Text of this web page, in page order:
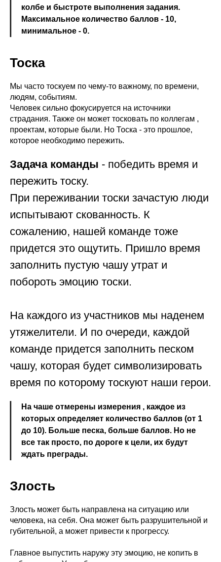
колбе и быстроте выполнения задания.
Максимальное количество баллов - 10,
минимальное - 0.
Тоска
Мы часто тоскуем по чему-то важному, по времени,
людям, событиям.
Человек сильно фокусируется на источники
страдания. Также он может тосковать по коллегам ,
проектам, которые были. Но Тоска - это прошлое,
которое необходимо пережить.
Задача команды - победить время и
пережить тоску.
При переживании тоски зачастую люди
испытывают скованность. К
сожалению, нашей команде тоже
придется это ощутить. Пришло время
заполнить пустую чашу утрат и
побороть эмоцию тоски.
На каждого из участников мы наденем
утяжелители. И по очереди, каждой
команде придется заполнить песком
чашу, которая будет символизировать
время по которому тоскуют наши герои.
На чаше отмерены измерения , каждое из
которых определяет количество баллов (от 1
до 10). Больше песка, больше баллов. Но не
все так просто, по дороге к цели, их будут
ждать преграды.
Злость
Злость может быть направлена на ситуацию или
человека, на себя. Она может быть разрушительной и
губительной, а может привести к прогрессу.
Главное выпустить наружу эту эмоцию, не копить в